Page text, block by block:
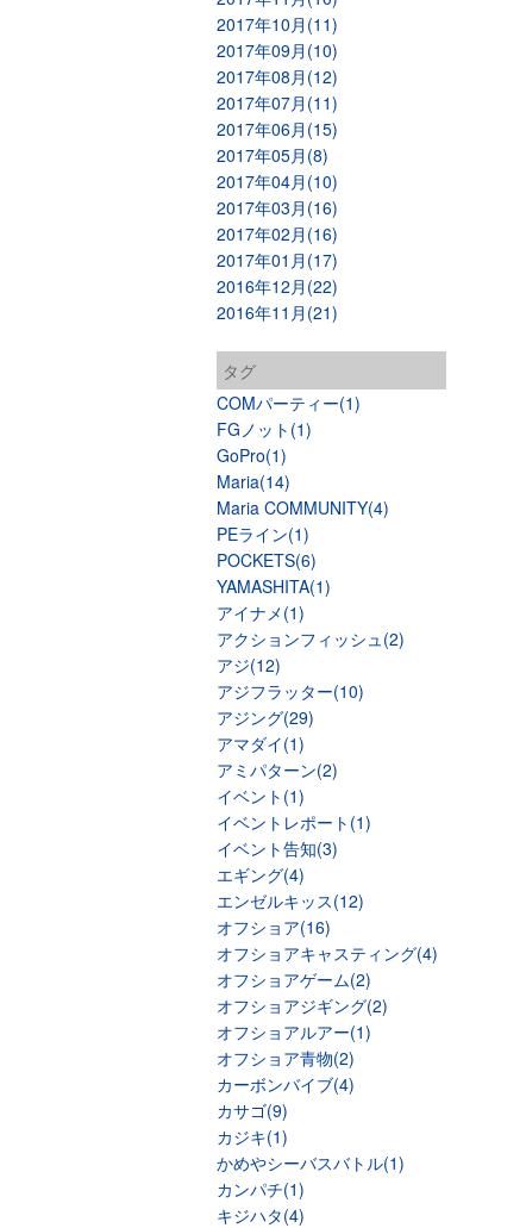
2017年10月(11)
2017年09月(10)
2017年08月(12)
2017年07月(11)
2017年06月(15)
2017年05月(8)
2017年04月(10)
2017年03月(16)
2017年02月(16)
2017年01月(17)
2016年12月(22)
2016年11月(21)
タグ
COMパーティー(1)
FGノット(1)
GoPro(1)
Maria(14)
Maria COMMUNITY(4)
PEライン(1)
POCKETS(6)
YAMASHITA(1)
アイナメ(1)
アクションフィッシュ(2)
アジ(12)
アジフラッター(10)
アジング(29)
アマダイ(1)
アミパターン(2)
イベント(1)
イベントレポート(1)
イベント告知(3)
エギング(4)
エンゼルキッス(12)
オフショア(16)
オフショアキャスティング(4)
オフショアゲーム(2)
オフショアジギング(2)
オフショアルアー(1)
オフショア青物(2)
カーボンバイブ(4)
カサゴ(9)
カジキ(1)
かめやシーバスバトル(1)
カンパチ(1)
キジハタ(4)